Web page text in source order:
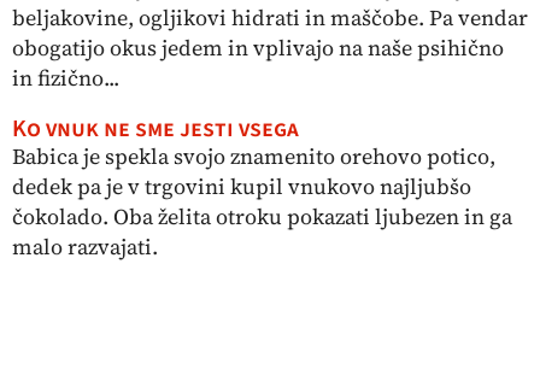
beljakovine, ogljikovi hidrati in maščobe. Pa vendar
obogatijo okus jedem in vplivajo na naše psihično
in fizično...
Ko vnuk ne sme jesti vsega
Babica je spekla svojo znamenito orehovo potico,
dedek pa je v trgovini kupil vnukovo najljubšo
čokolado. Oba želita otroku pokazati ljubezen in ga
malo razvajati.